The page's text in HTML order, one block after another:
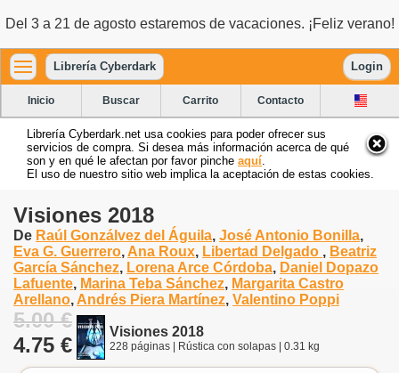
Del 3 a 21 de agosto estaremos de vacaciones. ¡Feliz verano!
Librería Cyberdark Login
Inicio Buscar Carrito Contacto
Librería Cyberdark.net usa cookies para poder ofrecer sus
servicios de compra. Si desea más información acerca de qué
son y en qué le afectan por favor pinche aquí
El uso de nuestro sitio web implica la aceptación de estas cookies.
Visiones 2018
De Raúl Gonzálvez del Águila, José Antonio Bonilla,
Eva G. Guerrero, Ana Roux, Libertad Delgado , Beatriz
García Sánchez, Lorena Arce Córdoba, Daniel Dopazo
Lafuente, Marina Teba Sánchez, Margarita Castro
Arellano, Andrés Piera Martínez, Valentino Poppi
5.00 €
4.75 €
Visiones 2018
228 páginas | Rústica con solapas | 0.31 kg